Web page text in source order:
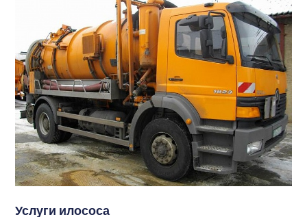
Услуги илососа